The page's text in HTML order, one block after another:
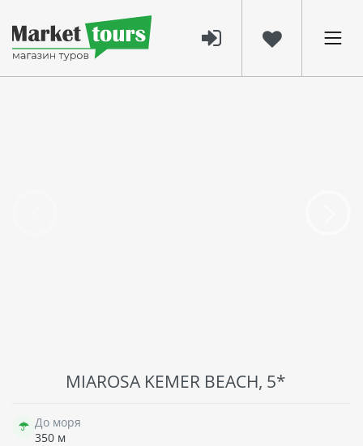
MIAROSA KEMER BEACH, 5*
До моря
350 м